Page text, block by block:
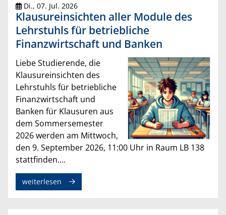
Di., 07. Jul. 2026
Klausureinsichten aller Module des
Lehrstuhls für betriebliche
Finanzwirtschaft und Banken
Liebe Studierende, die
Klausureinsichten des
Lehrstuhls für betriebliche
Finanzwirtschaft und
Banken für Klausuren aus
dem Sommersemester
2026 werden am Mittwoch,
den 9. September 2026, 11:00 Uhr in Raum LB 138
stattfinden....
weiterlesen